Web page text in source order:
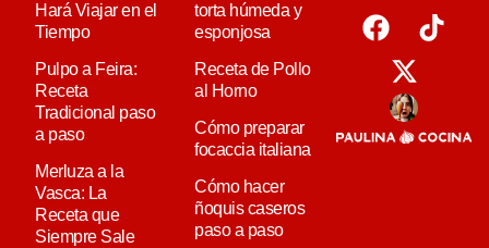
Hará Viajar en el
Tiempo
Pulpo a Feira:
Receta
Tradicional paso
a paso
Merluza a la
Vasca: La
Receta que
Siempre Sale
torta húmeda y
esponjosa
Receta de Pollo
al Horno
Cómo preparar
focaccia italiana
Cómo hacer
ñoquis caseros
paso a paso